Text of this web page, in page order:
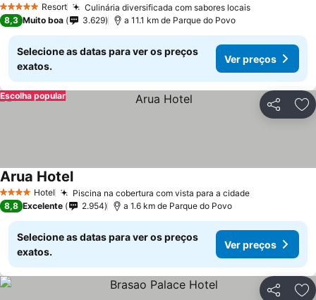
5 Estrelas Resort Culinária diversificada com sabores locais
8,3 Muito boa 3.629 a 11.1 km de Parque do Povo
Selecione as datas para ver os preços
exatos.
Ver preços
Partilhar
Escolha popular
4 EstrelasHotel Piscina na cobertura com vista para a cidade
Arua Hotel
8,8 Excelente 2.954 a 1.6 km de Parque do Povo
Selecione as datas para ver os preços
exatos.
Ver preços
Partilhar